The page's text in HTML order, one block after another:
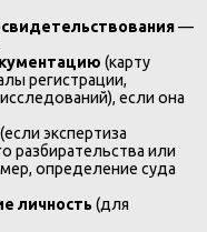
—
(карту
регистрации,
если она
(если экспертиза
разбирательства или
определение суда
личность (для